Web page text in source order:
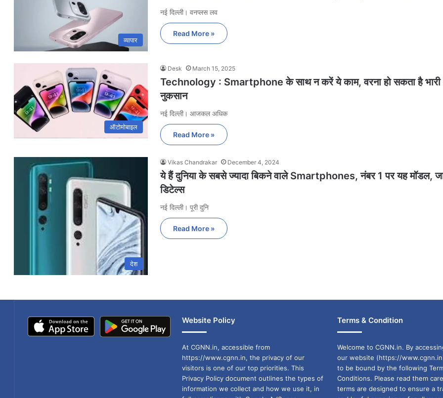
व्यापार
नई दिल्ली। वनप्लस लव
Read More »
ऑटोमोबाइल
Desk March 15, 2025
Technology : Smartphone के साथ न करें ये काम, वरना हो सकता है भारी
नुकसान
नई दिल्ली। आजकल अधिक
Read More »
देश
Vikas Chandrakar December 4, 2024
ये हैं दुनिया के सबसे ज्यादा बिकने वाले Smartphones, नंबर 1 पर यह मॉडल,
डिटेल्स
नई दिल्ली। पूरी दुनि
Read More »
Website Policy
At CGNN.in, accessible from
https://www.cgnn.in, the privacy of our
visitors is one of our top priorities. This
Privacy Policy document outlines the types of
information we collect and how we use it, in
Terms & Condition
Welcome to CGNN.in. By
our website (https://
to be bound by the following
Conditions. Please read them
terms are designed to ensure a